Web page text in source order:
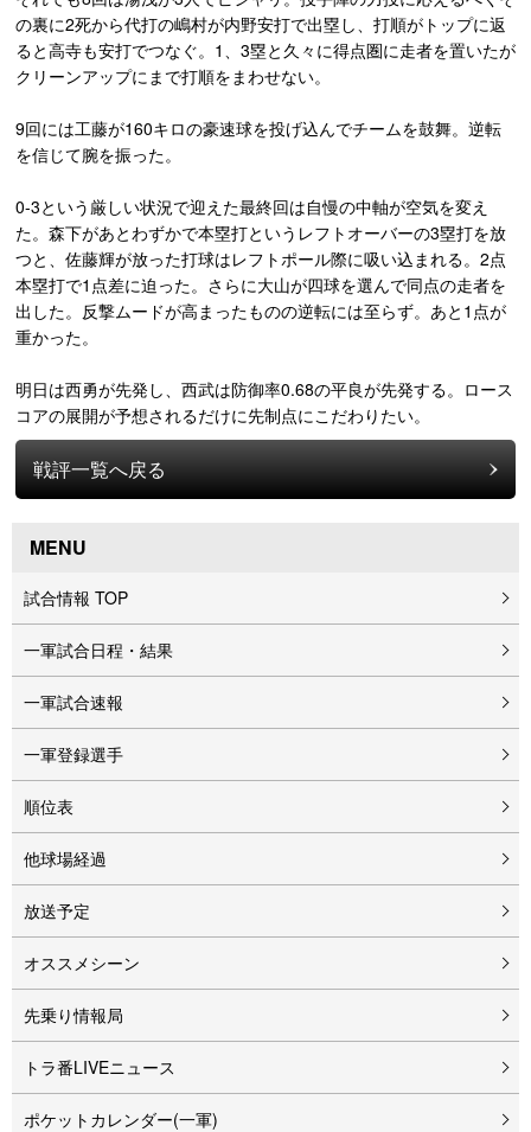
の裏に2死から代打の嶋村が内野安打で出塁し、打順がトップに返
ると高寺も安打でつなぐ。1、3塁と久々に得点圏に走者を置いたが
クリーンアップにまで打順をまわせない。
9回には工藤が160キロの豪速球を投げ込んでチームを鼓舞。逆転
を信じて腕を振った。
0-3という厳しい状況で迎えた最終回は自慢の中軸が空気を変え
た。森下があとわずかで本塁打というレフトオーバーの3塁打を放
つと、佐藤輝が放った打球はレフトポール際に吸い込まれる。2点
本塁打で1点差に迫った。さらに大山が四球を選んで同点の走者を
出した。反撃ムードが高まったものの逆転には至らず。あと1点が
重かった。
明日は西勇が先発し、西武は防御率0.68の平良が先発する。ロース
コアの展開が予想されるだけに先制点にこだわりたい。
戦評一覧へ戻る
MENU
試合情報 TOP
一軍試合日程・結果
一軍試合速報
一軍登録選手
順位表
他球場経過
放送予定
オススメシーン
先乗り情報局
トラ番LIVEニュース
ポケットカレンダー(一軍)